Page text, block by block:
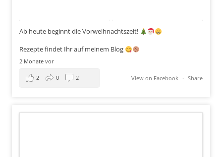
Ab heute beginnt die Vorweihnachtszeit!
Rezepte findet Ihr auf meinem Blog
2 Monate vor
View on Facebook · Share
2 0 2